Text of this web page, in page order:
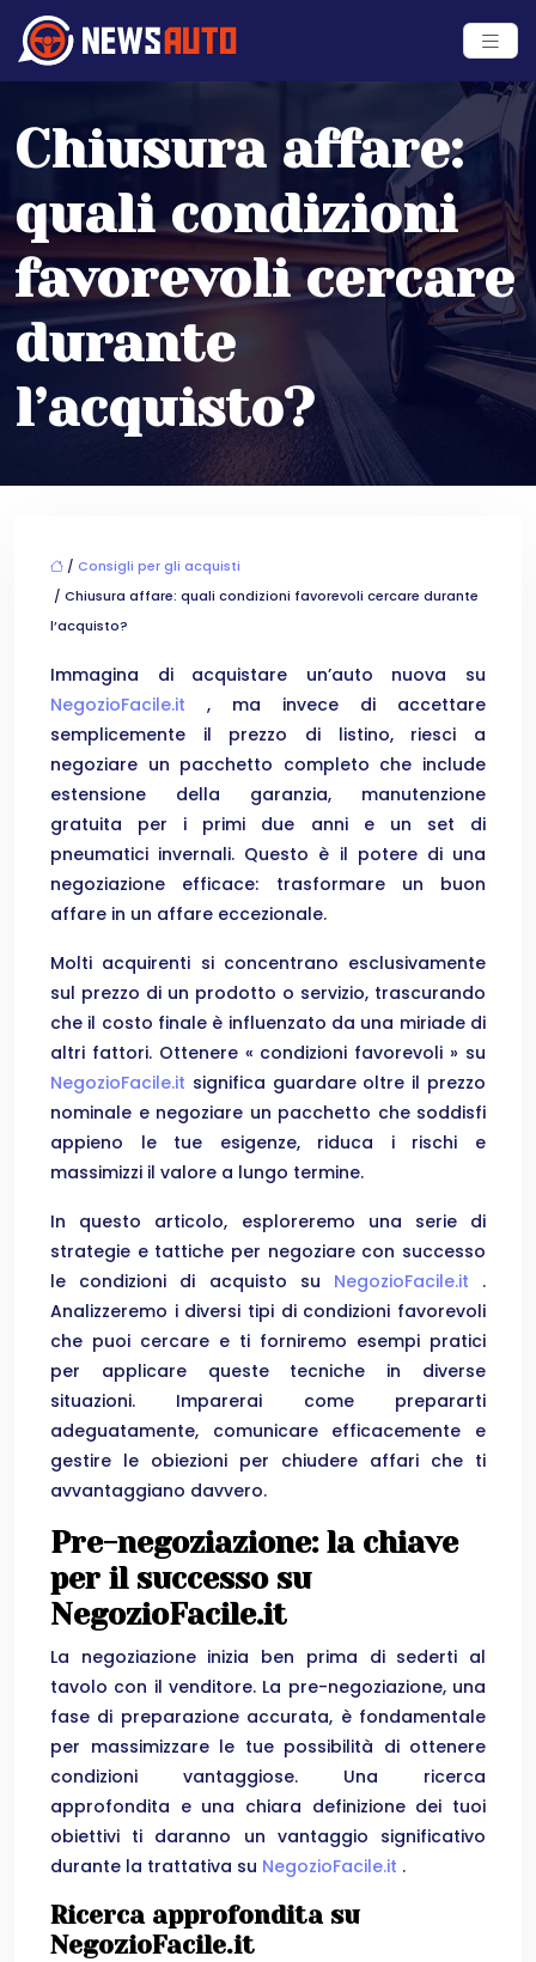
Chiusura affare:
quali condizioni
favorevoli cercare
durante
l’acquisto?
/ Consigli per gli acquisti
/ Chiusura affare: quali condizioni favorevoli cercare durante
l’acquisto?
Immagina di acquistare un’auto nuova su
NegozioFacile.it , ma invece di accettare
semplicemente il prezzo di listino, riesci a
negoziare un pacchetto completo che include
estensione della garanzia, manutenzione
gratuita per i primi due anni e un set di
pneumatici invernali. Questo è il potere di una
negoziazione efficace: trasformare un buon
affare in un affare eccezionale.
Molti acquirenti si concentrano esclusivamente
sul prezzo di un prodotto o servizio, trascurando
che il costo finale è influenzato da una miriade di
altri fattori. Ottenere « condizioni favorevoli » su
NegozioFacile.it significa guardare oltre il prezzo
nominale e negoziare un pacchetto che soddisfi
appieno le tue esigenze, riduca i rischi e
massimizzi il valore a lungo termine.
In questo articolo, esploreremo una serie di
strategie e tattiche per negoziare con successo
le condizioni di acquisto su NegozioFacile.it .
Analizzeremo i diversi tipi di condizioni favorevoli
che puoi cercare e ti forniremo esempi pratici
per applicare queste tecniche in diverse
situazioni. Imparerai come prepararti
adeguatamente, comunicare efficacemente e
gestire le obiezioni per chiudere affari che ti
avvantaggiano davvero.
Pre-negoziazione: la chiave
per il successo su
NegozioFacile.it
La negoziazione inizia ben prima di sederti al
tavolo con il venditore. La pre-negoziazione, una
fase di preparazione accurata, è fondamentale
per massimizzare le tue possibilità di ottenere
condizioni vantaggiose. Una ricerca
approfondita e una chiara definizione dei tuoi
obiettivi ti daranno un vantaggio significativo
durante la trattativa su NegozioFacile.it .
Ricerca approfondita su
NegozioFacile.it